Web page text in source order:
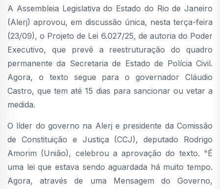
A Assembleia Legislativa do Estado do Rio de Janeiro
(Alerj) aprovou, em discussão única, nesta terça-feira
(23/09), o Projeto de Lei 6.027/25, de autoria do Poder
Executivo, que prevê a reestruturação do quadro
permanente da Secretaria de Estado de Polícia Civil.
Agora, o texto segue para o governador Cláudio
Castro, que tem até 15 dias para sancionar ou vetar a
medida.
O líder do governo na Alerj e presidente da Comissão
de Constituição e Justiça (CCJ), deputado Rodrigo
Amorim (União), celebrou a aprovação do texto. "É
uma lei que estava sendo aguardada há muito tempo.
Agora, através de uma Mensagem do Governo,